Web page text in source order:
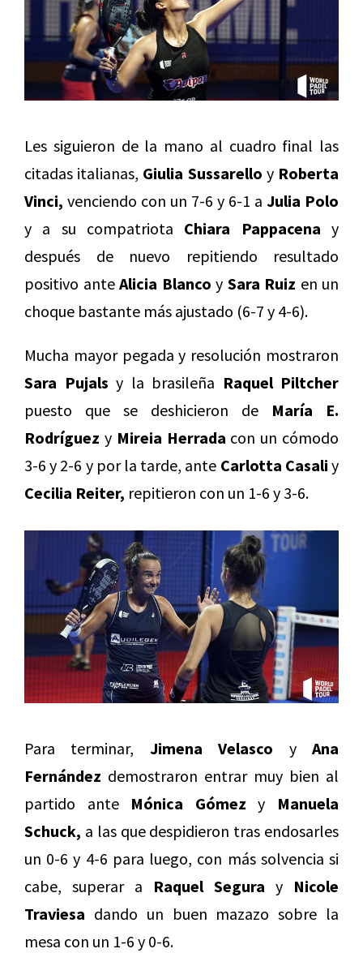
Les siguieron de la mano al cuadro final las
citadas italianas, Giulia Sussarello y Roberta
Vinci, venciendo con un 7-6 y 6-1 a Julia Polo
y a su compatriota Chiara Pappacena y
después de nuevo repitiendo resultado
positivo ante Alicia Blanco y Sara Ruiz en un
choque bastante más ajustado (6-7 y 4-6).
Mucha mayor pegada y resolución mostraron
Sara Pujals y la brasileña Raquel Piltcher
puesto que se deshicieron de María E.
Rodríguez y Mireia Herrada con un cómodo
3-6 y 2-6 y por la tarde, ante Carlotta Casali y
Cecilia Reiter, repitieron con un 1-6 y 3-6.
Para terminar, Jimena Velasco yAna
Fernández demostraron entrar muy bien al
partido ante Mónica Gómez y Manuela
Schuck, a las que despidieron tras endosarles
un 0-6 y 4-6 para luego, con más solvencia si
cabe, superar a Raquel Segura y Nicole
Traviesa dando un buen mazazo sobre la
mesa con un 1-6 y 0-6.